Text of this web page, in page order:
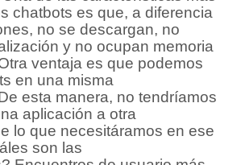
chatbots es que, a diferencia
no se descargan, no
y no ocupan memoria
ventaja es que podemos
en una misma
esta manera, no tendríamos
aplicación a otra
lo que necesitáramos en ese
son las